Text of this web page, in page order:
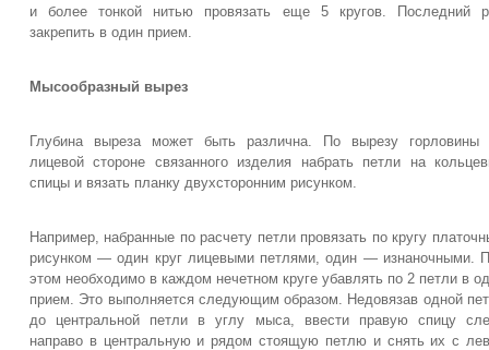
и более тонкой нитью провязать еще 5 кругов. Последний
закрепить в один прием.
Мысообразный вырез
Глубина выреза может быть различна. По вырезу горловины
лицевой стороне связанного изделия набрать петли на
спицы и вязать планку двухсторонним рисунком.
Например, набранные по расчету петли провязать по кругу
рисунком — один круг лицевыми петлями, один — изнаночными.
этом необходимо в каждом нечетном круге убавлять по 2 петли в
прием. Это выполняется следующим образом. Недовязав одной
до центральной петли в углу мыса, ввести правую спицу
направо в центральную и рядом стоящую петлю и снять их с